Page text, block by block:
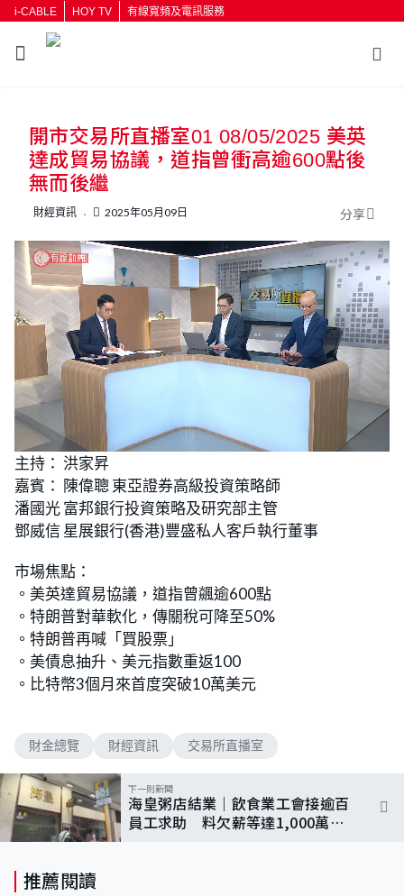
i-CABLE HOY TV 有線寬頻及電訊服務
按輸入鍵開始搜尋
開市交易所直播室01 08/05/2025 美英
達成貿易協議，道指曾衝高逾600點後
無而後繼
財經資訊 2025年05月09日 分享
n
m
u
t
e
o
e
d
:
2
.
0
主持： 洪家昇
嘉賓： 陳偉聰 東亞證券高級投資策略師
潘國光 富邦銀行投資策略及研究部主管
鄧威信 星展銀行(香港)豐盛私人客戶執行董事
市場焦點：
。美英達貿易協議，道指曾飊逾600點
。特朗普對華軟化，傳關稅可降至50%
。特朗普再喊「買股票」
。美債息抽升、美元指數重返100
。比特幣3個月來首度突破10萬美元
財金總覽 財經資訊 交易所直播室
下一則新聞
海皇粥店結業｜飲食業工會接逾百
員工求助 料欠薪等達1,000萬
推薦閱讀